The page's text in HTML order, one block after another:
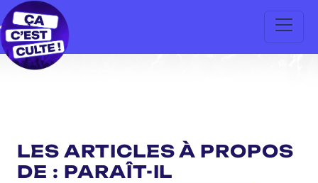
LES ARTICLES À PROPOS
DE : PARAÎT-IL